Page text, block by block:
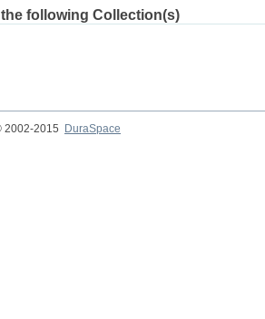
following Collection(s)
2002-2015
DuraSpace